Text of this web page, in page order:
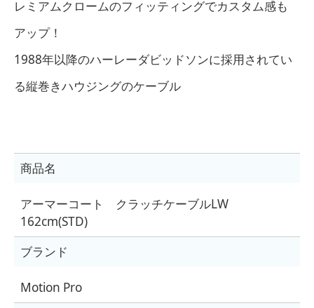
レミアムクロームのフィッティングでカスタム感も
アップ！
1988年以降のハーレーダビッドソンに採用されてい
る縦巻きハウジングのケーブル
商品名
アーマーコート クラッチケーブルLW
162cm(STD)
ブランド
Motion Pro